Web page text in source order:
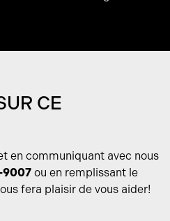
CE
en communiquant avec nous
9007 ou en remplissant le
fera plaisir de vous aider!